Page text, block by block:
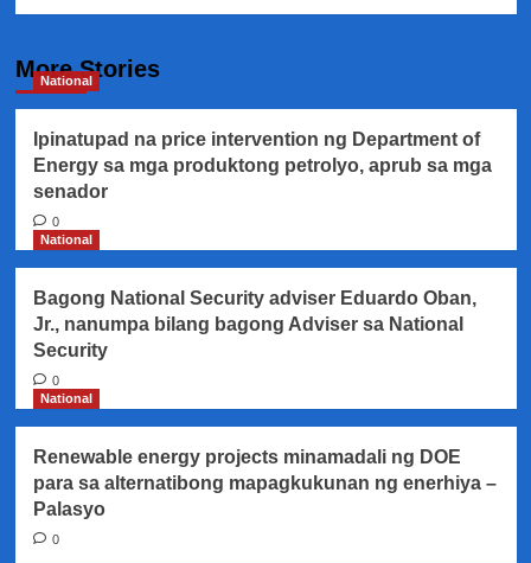
More Stories
National
Ipinatupad na price intervention ng Department of
Energy sa mga produktong petrolyo, aprub sa mga
senador
0
National
Bagong National Security adviser Eduardo Oban,
Jr., nanumpa bilang bagong Adviser sa National
Security
0
National
Renewable energy projects minamadali ng DOE
para sa alternatibong mapagkukunan ng enerhiya –
Palasyo
0